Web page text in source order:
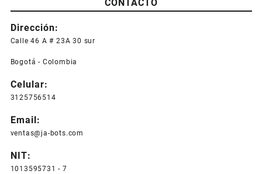
CONTACTO
Dirección:
Calle 46 A # 23A 30 sur
Bogotá - Colombia
Celular:
3125756514
Email:
ventas@ja-bots.com
NIT:
1013595731 - 7